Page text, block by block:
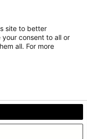
Générales
porte
site to better
consent to all or
all. For more